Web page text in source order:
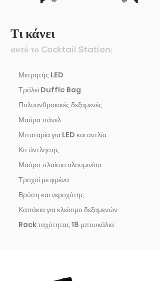
Τι κάνει
αυτό το Cocktail Station:
Μετρητής LED
Τρόλεϊ Duffle Bag
Πολυανθρακικές δεξαμενές
Μαύρα πάνελ
Μπαταρία για LED και αντλία
Κιτ άντλησης
Μαύρο πλαίσιο αλουμινίου
Τροχοί με φρένα
Βρύση και νεροχύτης
Καπάκια για κλείσιμο δεξαμενών
Rack ταχύτητας 18 μπουκάλια